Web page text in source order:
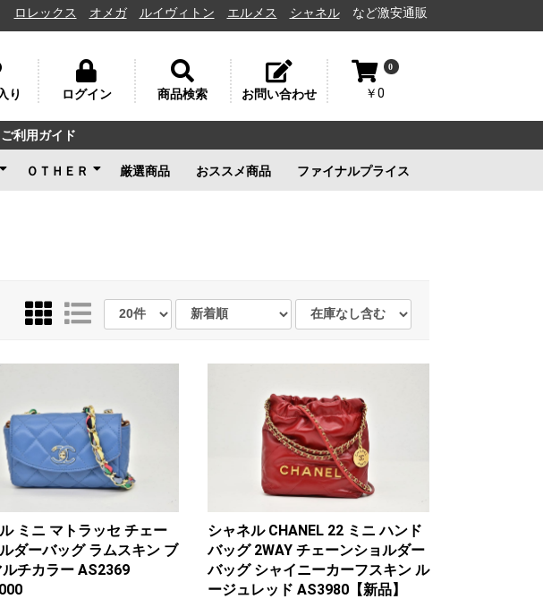
ス オメガ ルイヴィトン エルメス シャネル など激安通販と高価買取の茨城県水戸市の
り ログイン 商品検索 お問い合わせ
0
￥0
ご利用ガイド
ＯＴＨＥＲ 厳選商品 おススメ商品 ファイナルプライス
ミニ マトラッセ チェー
ダーバッグ ラムスキン ブ
チカラー AS2369
シャネル CHANEL 22 ミニ ハンド
バッグ 2WAY チェーンショルダー
バッグ シャイニーカーフスキン ル
ージュレッド AS3980【新品】